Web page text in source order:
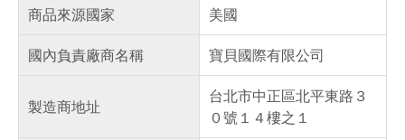
商品來源國家
美國
國內負責廠商名稱
寶貝國際有限公司
製造商地址
台北市中正區北平東路３
０號１４樓之１